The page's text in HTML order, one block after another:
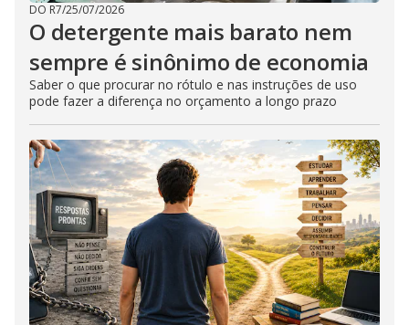
DO R7/25/07/2026
O detergente mais barato nem
sempre é sinônimo de economia
Saber o que procurar no rótulo e nas instruções de uso
pode fazer a diferença no orçamento a longo prazo